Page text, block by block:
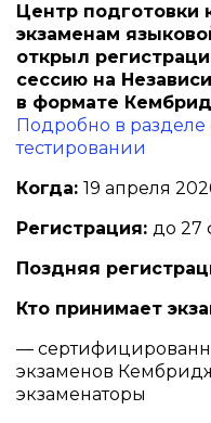
Центр подготовки
экзаменам
открыл
сессию на
в формате
Подробно в
тестировании
Когда: 19 апреля
Регистрация: до 27
Поздняя
Кто принимает
—
экзаменов
экзаменаторы